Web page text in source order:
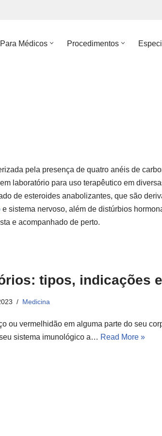
Para Médicos Procedimentos
pela presença de quatro anéis de
laboratório para uso terapêutico em
de esteroides anabolizantes, que são
e sistema nervoso, além de distúrbios
e acompanhado de perto.
tipos, indicações
Medicina
ou vermelhidão em alguma parte do seu
sistema imunológico a… Read More »